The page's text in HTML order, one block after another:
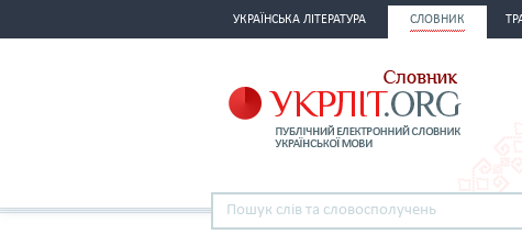
УКРАЇНСЬКА ЛІТЕРАТУРА СЛОВНИК